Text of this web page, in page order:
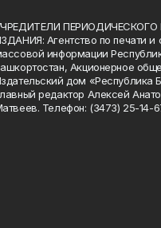
ПЕРИОДИЧЕСКОГО
Агентство по печати и
информации
Акционерное
дом «Республика
редактор Алексей
Телефон: (3473) 25-14-